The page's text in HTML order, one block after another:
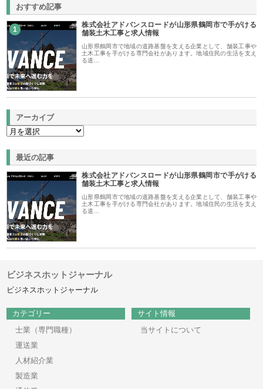
おすすめ記事
1
株式会社アドバンスロードが山形県鶴岡市で手がける
舗装土木工事と求人情報
山形県鶴岡市で地域の道路基盤を支える企業として、舗装工事や
土木工事を手がける専門会社があります。地域住民の生活を支え
る道…
アーカイブ
最近の記事
株式会社アドバンスロードが山形県鶴岡市で手がける
舗装土木工事と求人情報
山形県鶴岡市で地域の道路基盤を支える企業として、舗装工事や
土木工事を手がける専門会社があります。地域住民の生活を支え
る道…
ビジネスホットジャーナル
ビジネスホットジャーナル
カテゴリー
士業（専門職種）
運送業
人材紹介業
製造業
サイト情報
当サイトについて